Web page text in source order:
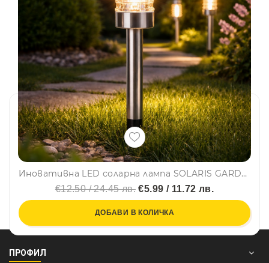
Иновативна LED соларна лампа SOLARIS GARDEN LIGHT със стъклен цилиндър за повече осветеност
€12.50 / 24.45 лв. €5.99 / 11.72 лв.
ДОБАВИ В КОЛИЧКА
ПРОФИЛ